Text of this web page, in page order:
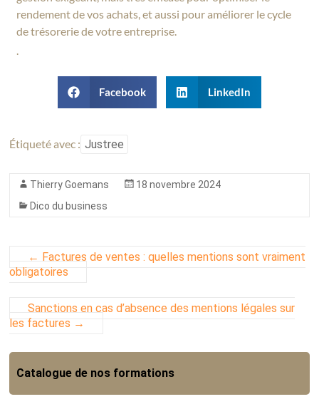
rendement de vos achats, et aussi pour améliorer le cycle
de trésorerie de votre entreprise.
.
Facebook LinkedIn
Étiqueté avec : Justree
Thierry Goemans
18 novembre 2024
Dico du business
← Factures de ventes : quelles mentions sont vraiment
obligatoires
Sanctions en cas d’absence des mentions légales sur
les factures →
Catalogue de nos formations